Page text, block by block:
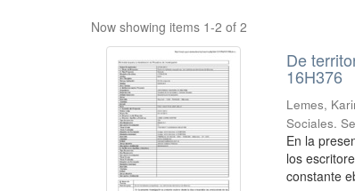
Now showing items 1-2 of 2
De
16H376
Lemes,
Sociales.
En la
los
constante